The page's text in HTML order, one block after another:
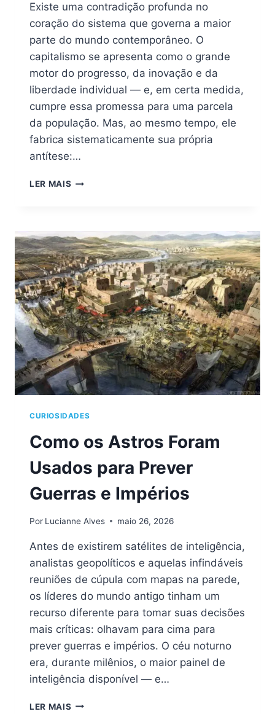
Existe uma contradição profunda no
coração do sistema que governa a maior
parte do mundo contemporâneo. O
capitalismo se apresenta como o grande
motor do progresso, da inovação e da
liberdade individual — e, em certa medida,
cumpre essa promessa para uma parcela
da população. Mas, ao mesmo tempo, ele
fabrica sistematicamente sua própria
antítese:…
LER MAIS A
CURIOSIDADES
Como os Astros Foram
Usados para Prever
Guerras e Impérios
Por Lucianne Alves maio 26, 2026
Antes de existirem satélites de inteligência,
analistas geopolíticos e aquelas infindáveis
reuniões de cúpula com mapas na parede,
os líderes do mundo antigo tinham um
recurso diferente para tomar suas decisões
mais críticas: olhavam para cima para
prever guerras e impérios. O céu noturno
era, durante milênios, o maior painel de
inteligência disponível — e…
LER MAIS COMO